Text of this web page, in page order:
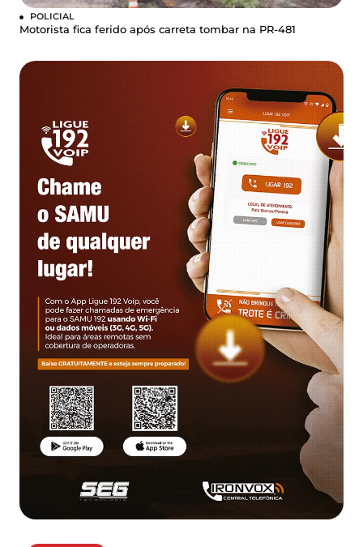
POLICIAL
Motorista fica ferido após carreta tombar na PR-481